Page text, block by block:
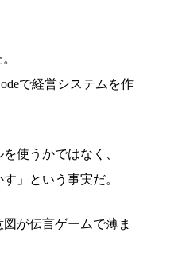
で経営システムを作
使うかではなく、
」という事実だ。
が伝言ゲームで薄ま